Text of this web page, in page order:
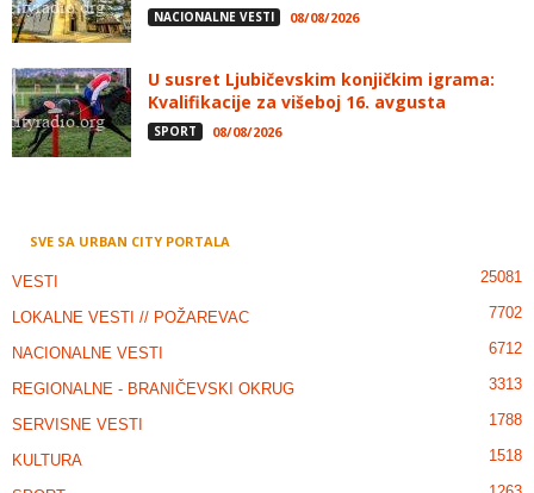
NACIONALNE VESTI 08/08/2026
U susret Ljubičevskim konjičkim igrama:
Kvalifikacije za višeboj 16. avgusta
SPORT 08/08/2026
SVE SA URBAN CITY PORTALA
VESTI 25081
LOKALNE VESTI // POŽAREVAC 7702
NACIONALNE VESTI 6712
REGIONALNE - BRANIČEVSKI OKRUG 3313
SERVISNE VESTI 1788
KULTURA 1518